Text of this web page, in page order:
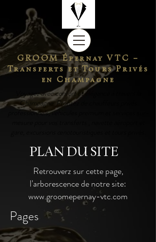
GROOM Épernay VTC –
Transferts et Tours Privés
en Champagne
Voyagez avec confort et élégance à travers la
Champagne. Profitez de chauffeurs privés
professionnels, véhicules premium et services sur-
PLAN DU SITE
Retrouverz sur cette page,
l'arborescence de notre site:
www.groomepernay-vtc.com
Pages